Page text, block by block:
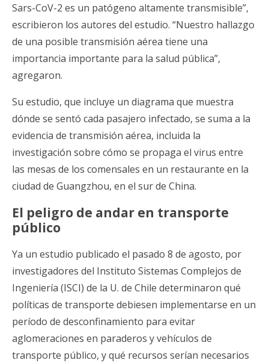
Sars-CoV-2 es un patógeno altamente transmisible”,
escribieron los autores del estudio. “Nuestro hallazgo
de una posible transmisión aérea tiene una
importancia importante para la salud pública”,
agregaron.
Su estudio, que incluye un diagrama que muestra
dónde se sentó cada pasajero infectado, se suma a la
evidencia de transmisión aérea, incluida la
investigación sobre cómo se propaga el virus entre
las mesas de los comensales en un restaurante en la
ciudad de Guangzhou, en el sur de China.
El peligro de andar en transporte
público
Ya un estudio publicado el pasado 8 de agosto, por
investigadores del Instituto Sistemas Complejos de
Ingeniería (ISCI) de la U. de Chile determinaron qué
políticas de transporte debiesen implementarse en un
período de desconfinamiento para evitar
aglomeraciones en paraderos y vehículos de
transporte público, y qué recursos serían necesarios